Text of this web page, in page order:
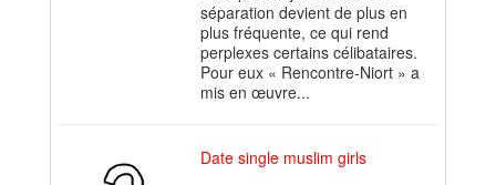
séparation devient de plus en
plus fréquente, ce qui rend
perplexes certains célibataires.
Pour eux « Rencontre-Niort » a
mis en œuvre...
Date single muslim girls